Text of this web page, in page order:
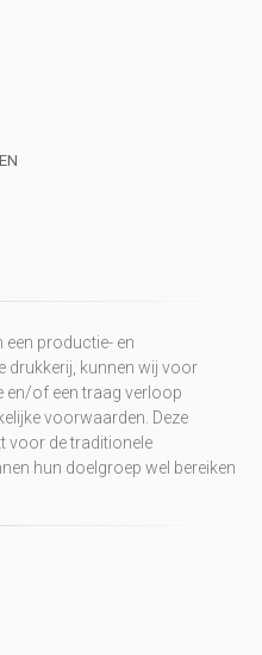
productie- en
drukkerij, kunnen wij voor
en/of een traag verloop
voorwaarden. Deze
voor de traditionele
hun doelgroep wel bereiken